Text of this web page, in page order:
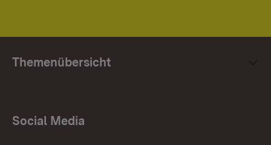
Themenübersicht
Social Media